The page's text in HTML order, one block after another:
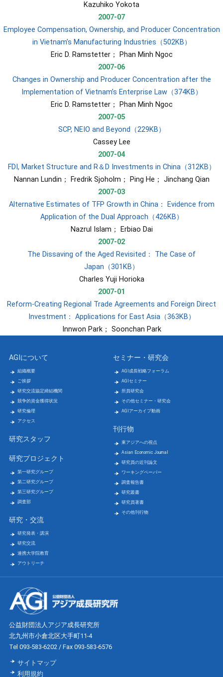
​Kazuhiko Yokota
2007-07
Employee Compensation, Ownership, and Producer Concentration
in Vietnam’s Manufacturing Industries（502KB）
​Eric D. Ramstetter； Phan Minh Ngoc
2007-06
Changes in Ownership and Producer Concentration after the
Implementation of Vietnam’s Enterprise Law（374KB）
​Eric D. Ramstetter； Phan Minh Ngoc
2007-05
SCP, NEIO and Beyond（229KB）
​Cassey Lee
2007-04
FDI, Market Structure and R＆D Investments in China（312KB）
​Nannan Lundin； Fredrik Sjoholm； Ping He； Jinchang Qian
2007-03
Alternative Estimates of TFP Growth in China： Evidence from
Application of the Dual Approach（426KB）
​Nazrul Islam； Erbiao Dai
2007-02
The Dissaving of the Aged Revisited： The Case of
Japan（301KB）
​Charles Yuji Horioka
2007-01
Reform-Creating Regional Trade Agreements and Foreign Direct
Investment： Applications for East Asia（363KB）
​Innwon Park； Soonchan Park
AGIについて
組織概要
ご挨拶
研究交流協定締結機関
競争的資金獲得状況
研究倫理
アクセス
研究スタッフ
研究プロジェクト
第一研究グループ
第二研究グループ
第三研究グループ
調査部
研究・交流
研究発表・講演
研究交流
連携大学院教育
アウトリーチ
セミナー・研究会
AGI成長戦略フォーラム
AGIセミナー
所員研究会
その他セミナー・研究会
AGIアーカイブ動画
刊行物
東アジアへの視点
Asian Economic Journal
研究員の近刊論文
ワーキングペーパー
調査報告書
研究叢書
研究員著書
その他刊行物
公益財団法人アジア成長研究所
北九州市小倉北区大手町11-4
Tel 093-583-6202 / Fax 093-583-6576
サイトマップ
利用規約